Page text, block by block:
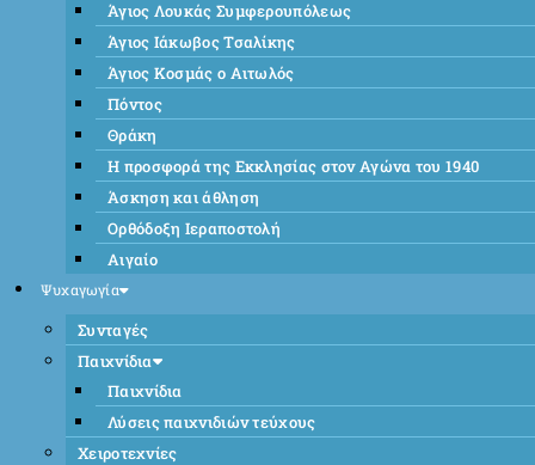
Άγιος Λουκάς Συμφερουπόλεως
Άγιος Ιάκωβος Τσαλίκης
Άγιος Κοσμάς ο Αιτωλός
Πόντος
Θράκη
Η προσφορά της Εκκλησίας στον Αγώνα του 1940
Άσκηση και άθληση
Ορθόδοξη Ιεραποστολή
Αιγαίο
Ψυχαγωγία
Συνταγές
Παιχνίδια
Παιχνίδια
Λύσεις παιχνιδιών τεύχους
Χειροτεχνίες